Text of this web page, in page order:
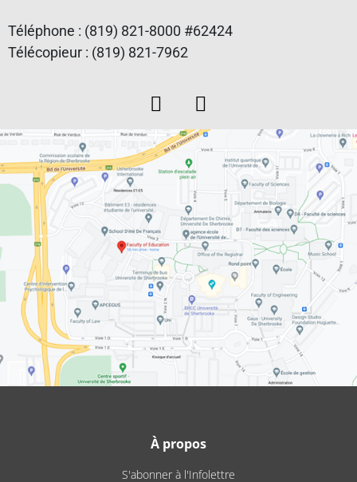
Téléphone : (819) 821-8000 #62424
Télécopieur : (819) 821-7962
À propos
S'abonner à l'Infolettre